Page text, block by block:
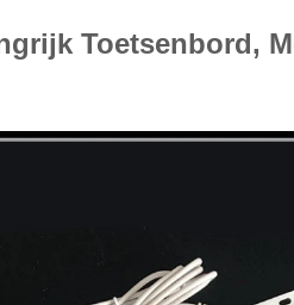
Toetsenbord,